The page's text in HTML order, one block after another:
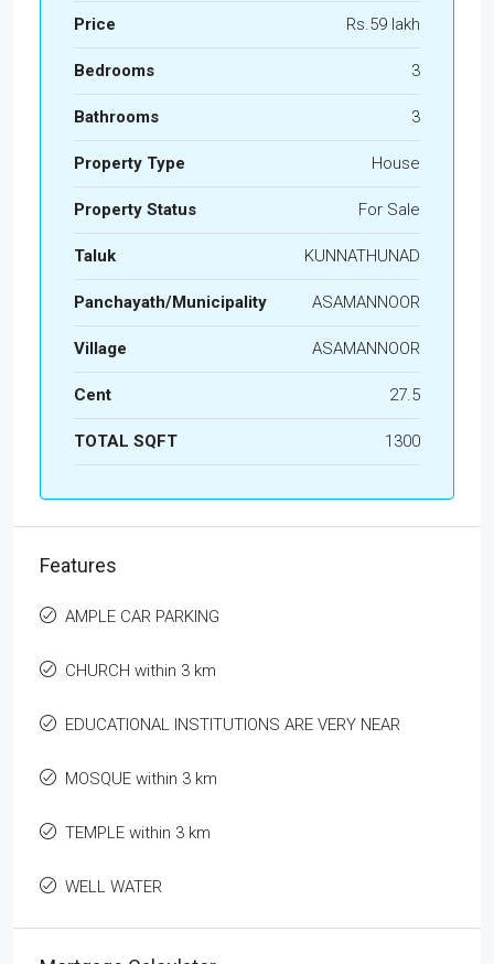
Price Rs.59 lakh
Bedrooms 3
Bathrooms 3
Property Type House
Property Status For Sale
Taluk KUNNATHUNAD
Panchayath/Municipality ASAMANNOOR
Village ASAMANNOOR
Cent 27.5
TOTAL SQFT 1300
Features
AMPLE CAR PARKING
CHURCH within 3 km
EDUCATIONAL INSTITUTIONS ARE VERY NEAR
MOSQUE within 3 km
TEMPLE within 3 km
WELL WATER